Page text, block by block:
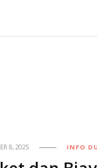
8, 2025 INFO